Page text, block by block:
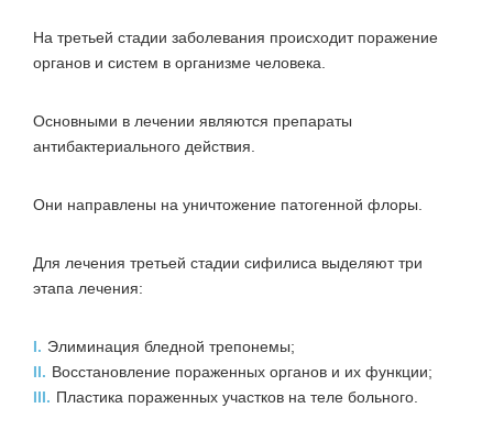
На третьей стадии заболевания происходит поражение
органов и систем в организме человека.
Основными в лечении являются препараты
антибактериального действия.
Они направлены на уничтожение патогенной флоры.
Для лечения третьей стадии сифилиса выделяют три
этапа лечения:
I. Элиминация бледной трепонемы;
II. Восстановление пораженных органов и их функции;
III. Пластика пораженных участков на теле больного.